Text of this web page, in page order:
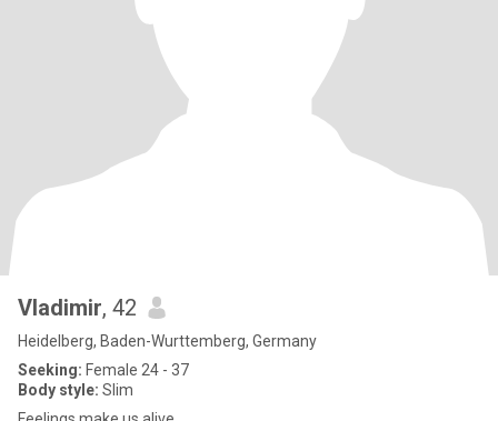
Vladimir, 42
Heidelberg, Baden-Wurttemberg, Germany
Seeking: Female 24 - 37
Body style: Slim